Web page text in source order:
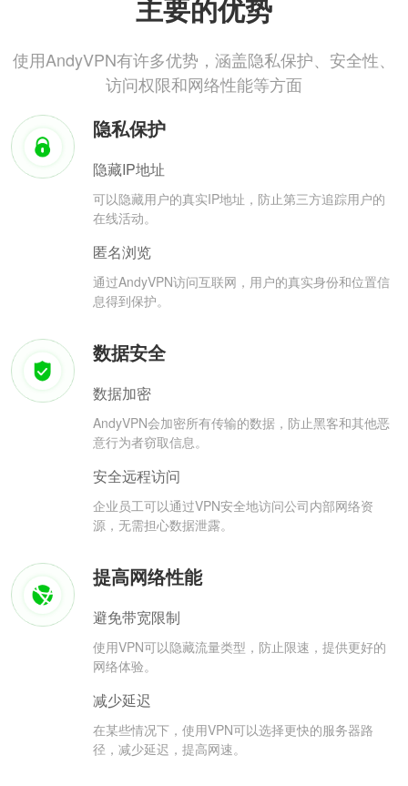
主要的优势
使用AndyVPN有许多优势，涵盖隐私保护、安全性、
访问权限和网络性能等方面
隐私保护
隐藏IP地址
可以隐藏用户的真实IP地址，防止第三方追踪用户的
在线活动。
匿名浏览
通过AndyVPN访问互联网，用户的真实身份和位置信
息得到保护。
数据安全
数据加密
AndyVPN会加密所有传输的数据，防止黑客和其他恶
意行为者窃取信息。
安全远程访问
企业员工可以通过VPN安全地访问公司内部网络资
源，无需担心数据泄露。
提高网络性能
避免带宽限制
使用VPN可以隐藏流量类型，防止限速，提供更好的
网络体验。
减少延迟
在某些情况下，使用VPN可以选择更快的服务器路
径，减少延迟，提高网速。